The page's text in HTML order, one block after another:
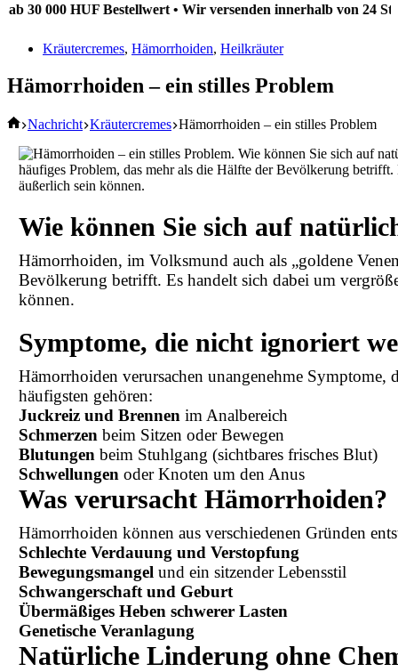
HUF Bestellwert • Wir versenden innerhalb von 24 Stunden
Kräutercremes, Hämorrhoiden, Heilkräuter
Hämorrhoiden – ein stilles Problem
Startseite
Nachricht Kräutercremes Hämorrhoiden – ein stilles Problem
Wie können Sie sich auf
Hämorrhoiden, im Volksmund auch als „goldene
Bevölkerung betrifft. Es handelt sich dabei um
können.
Symptome, die nicht ignoriert
Hämorrhoiden verursachen unangenehme
häufigsten gehören:
Juckreiz und Brennen im Analbereich
Schmerzen beim Sitzen oder Bewegen
Blutungen beim Stuhlgang (sichtbares frisches Blut)
Schwellungen oder Knoten um den Anus
Was verursacht Hämorrhoiden?
Hämorrhoiden können aus verschiedenen Gründen
Schlechte Verdauung und Verstopfung
Bewegungsmangel und ein sitzender Lebensstil
Schwangerschaft und Geburt
Übermäßiges Heben schwerer Lasten
Genetische Veranlagung
Natürliche Linderung ohne